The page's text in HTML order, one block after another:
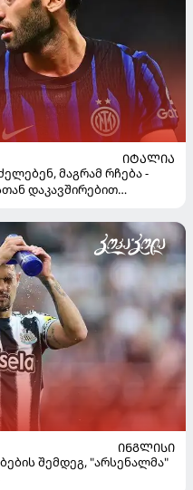
ᲘᲢᲐᲚᲘᲐ
მაგრამ რჩება -
დაკავშირებით
ᲘᲜᲒᲚᲘᲡᲘ
შემდეგ, "არსენალმა"